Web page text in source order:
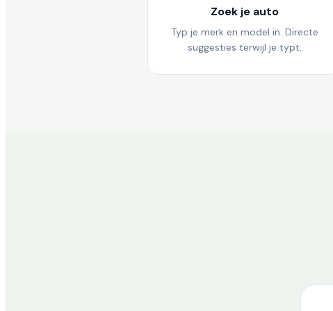
Zoek je auto
Typ je merk en model in. Directe
suggesties terwijl je typt.